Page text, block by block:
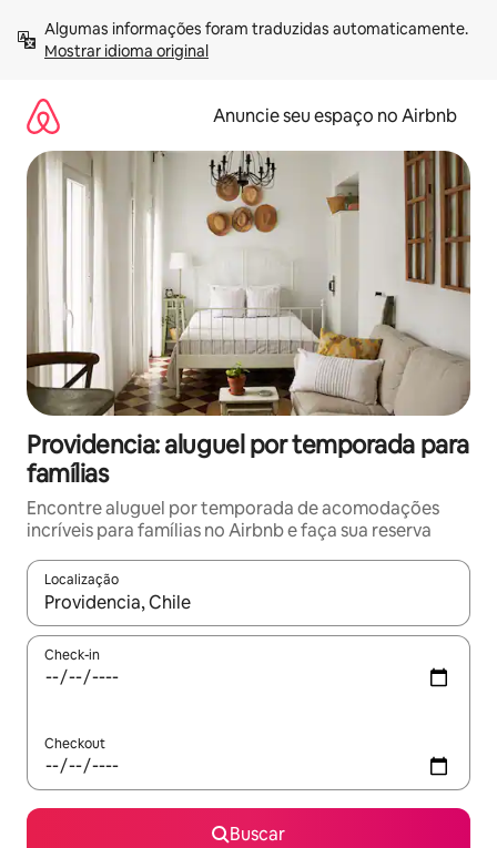
para
Mostrar idioma original
Anuncie seu espaço no Airbnb
Providencia: aluguel por temporada para
famílias
Encontre aluguel por temporada de acomodações
incríveis para famílias no Airbnb e faça sua reserva
Localização
Quando os resultados estiverem disponíveis, explore-os
Check-in
Checkout
Buscar